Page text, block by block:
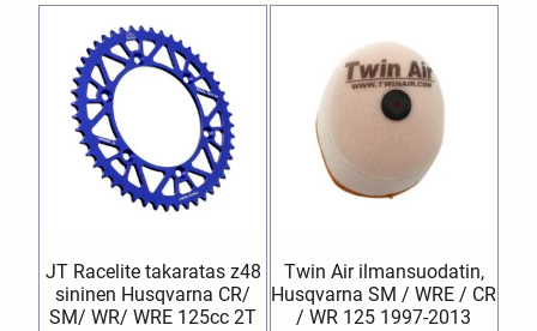
JT Racelite takaratas z48
sininen Husqvarna CR/
SM/ WR/ WRE 125cc 2T
Twin Air ilmansuodatin,
Husqvarna SM / WRE / CR
/ WR 125 1997-2013